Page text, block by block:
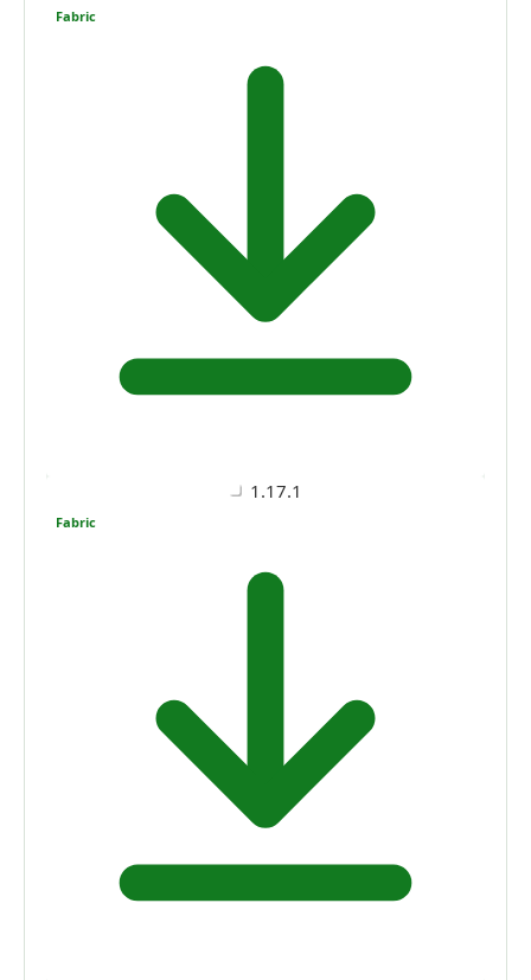
Fabric
1.17.1
Fabric